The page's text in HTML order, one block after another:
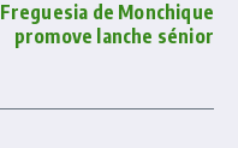
Freguesia de Monchique
promove lanche sénior